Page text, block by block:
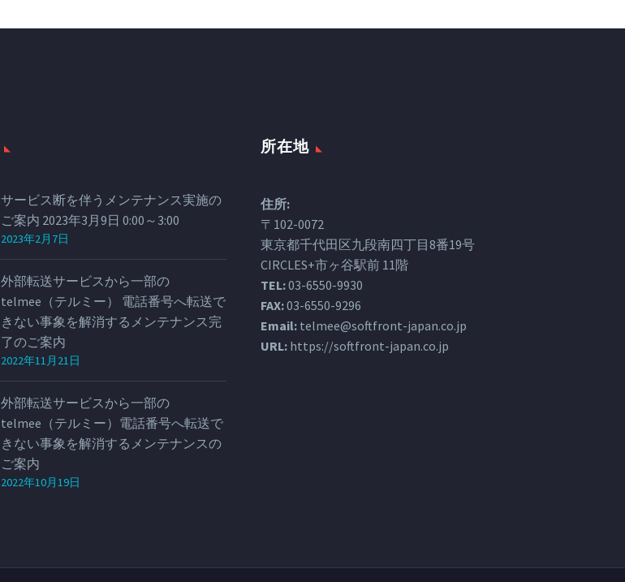
サービス断を伴うメンテナンス実施の
ご案内 2023年3月9日 0:00～3:00
2023年2月7日
外部転送サービスから一部の
telmee（テルミー） 電話番号へ転送で
きない事象を解消するメンテナンス完
了のご案内
2022年11月21日
外部転送サービスから一部の
telmee（テルミー）電話番号へ転送で
きない事象を解消するメンテナンスの
ご案内
2022年10月19日
所在地
住所:
〒102-0072
東京都千代田区九段南四丁目8番19号
CIRCLES+市ヶ谷駅前 11階
TEL:03-6550-9930
FAX:03-6550-9296
Email: telmee@softfront-japan.co.jp
URL: https://softfront-japan.co.jp